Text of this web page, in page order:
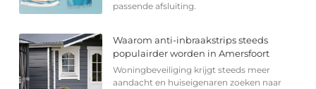
passende afsluiting.
Waarom anti-inbraakstrips steeds
populairder worden in Amersfoort
Woningbeveiliging krijgt steeds meer
aandacht en huiseigenaren zoeken naar